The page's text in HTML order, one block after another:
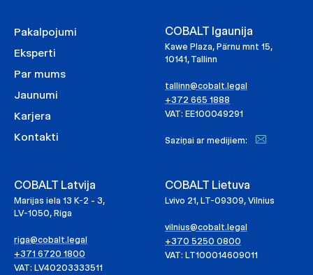
Pakalpojumi
Eksperti
Par mums
Jaunumi
Karjera
Kontakti
COBALT Igaunija
Kawe Plaza, Pärnu mnt 15,
10141, Tallinn
tallinn@cobalt.legal
+372 665 1888
VAT: EE100049291
Saziņai ar medijiem:
COBALT Latvija
Marijas iela 13 K-2 - 3,
LV-1050, Riga
riga@cobalt.legal
+371 6720 1800
VAT: LV40203333511
COBALT Lietuva
Lvivo 21, LT-09309, Vilnius
vilnius@cobalt.legal
+370 5250 0800
VAT: LT100014609011